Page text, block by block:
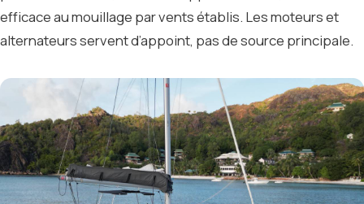
efficace au mouillage par vents établis. Les moteurs et
alternateurs servent d’appoint, pas de source principale.